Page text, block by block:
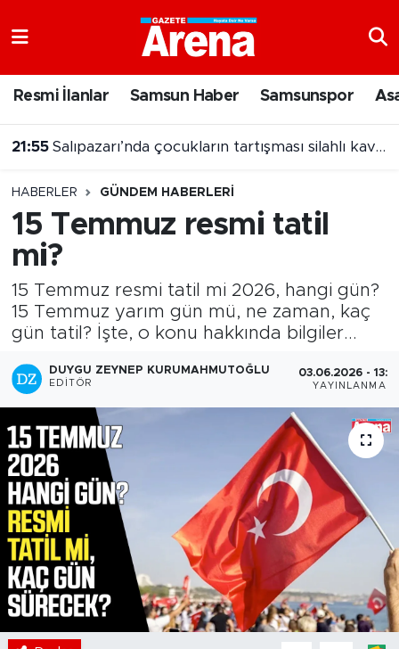
Resmi İlanlar Samsun Haber Samsunspor
21:55 Salıpazarı’nda çocukların tartışması silahlı kavgaya dönüştü
HABERLER GÜNDEM HABERLERI
15 Temmuz resmi tatil
mi?
15 Temmuz resmi tatil mi 2026, hangi gün?
15 Temmuz yarım gün mü, ne zaman, kaç
gün tatil? İşte, o konu hakkında bilgiler...
DUYGU ZEYNEP KURUMAHMUTOĞLU
EDITÖR
03.06.2026 -
YAYINLANMA
Samsun Namaz Vakitleri
Süper Lig Puan Durumu ve Fikstür
Tüm Manşetler
Son Dakika Haberleri
Haber Arşivi